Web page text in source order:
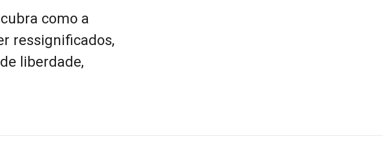
como a
ressignificados,
liberdade,